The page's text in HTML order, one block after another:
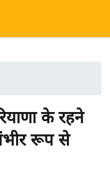
के रहने
रूप से